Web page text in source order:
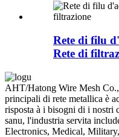
Rete di filu
Rete di
AHT/Hatong Wire Mesh
principali di rete metallica è
risposta à i bisogni di i nostri
sanu, l'industria servita
Electronics, Medical,